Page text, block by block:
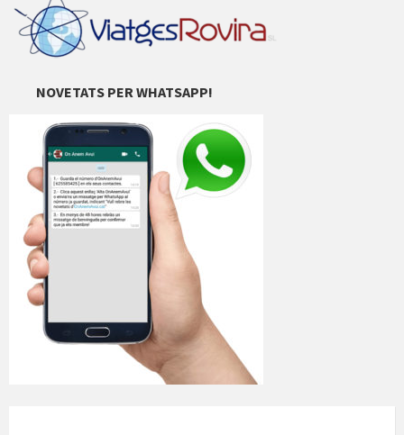
NOVETATS PER WHATSAPP!